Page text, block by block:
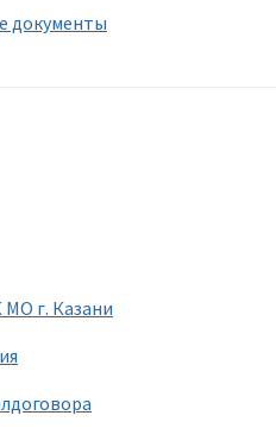
документы
г. Казани